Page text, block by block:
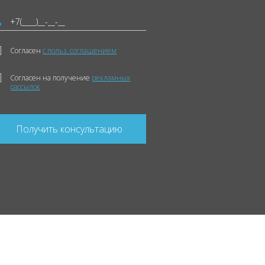
Согласенс польз. соглашением
Согласен на получение рекламных
рассылок
Получить консультацию